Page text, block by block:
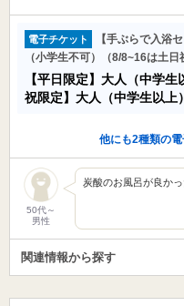
電子チケット
【手ぶらで入浴
（小学生不可）（8/8~16は土日
【平日限定】大人（中学生
祝限定】大人（中学生以上
他にも2種類の
50代～
男性
炭酸のお風呂が良か
関連情報から探す